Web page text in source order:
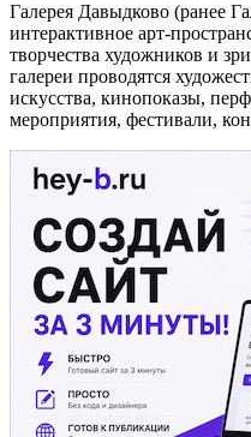
Галерея Давыдково (ранее
интерактивное арт-
творчества художников и
галереи проводятся
искусства, кинопоказы,
мероприятия, фестивали,